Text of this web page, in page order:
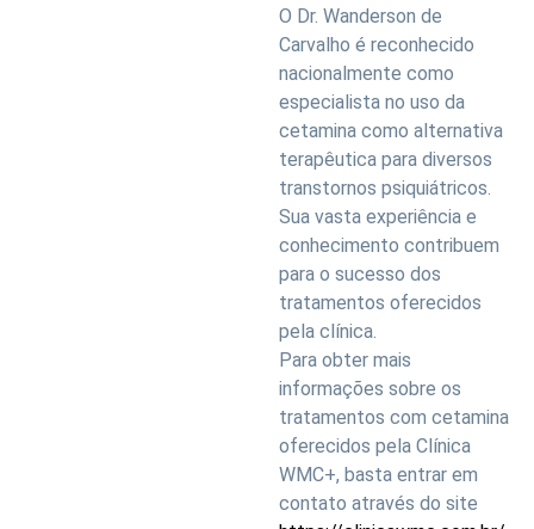
O Dr. Wanderson de
Carvalho é reconhecido
nacionalmente como
especialista no uso da
cetamina como alternativa
terapêutica para diversos
transtornos psiquiátricos.
Sua vasta experiência e
conhecimento contribuem
para o sucesso dos
tratamentos oferecidos
pela clínica.
Para obter mais
informações sobre os
tratamentos com cetamina
oferecidos pela Clínica
WMC+, basta entrar em
contato através do site